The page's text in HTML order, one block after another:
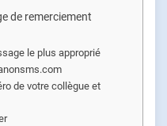
de remerciement
le plus approprié
de votre collègue et